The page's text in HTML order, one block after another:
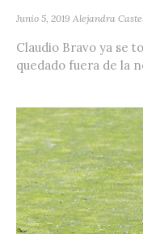
Junio 5, 2019 Alejandra
Claudio Bravo ya se
quedado fuera de la